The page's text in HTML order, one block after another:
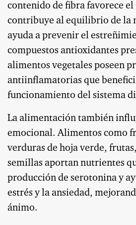
contenido de fibra favorece
contribuye al equilibrio de la
ayuda a prevenir el
compuestos antioxidantes
alimentos vegetales poseen
antiinflamatorias que
funcionamiento del sistema
La alimentación también
emocional. Alimentos como
verduras de hoja verde,
semillas aportan nutrientes
producción de serotonina y
estrés y la ansiedad,
ánimo.